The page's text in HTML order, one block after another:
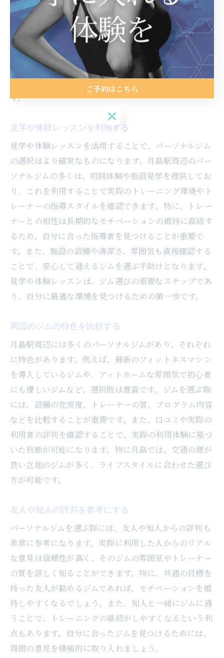
ムは、仕事帰りや休日のスケジュールにも柔軟に対応で
きるため、忙しいライフスタイルの方にもおすすめで
す。さらに、駅周辺にはさまざまな飲食店や商業施設が
揃っているため、トレーニング後のリフレッシュも容易
です。このように、アクセスの良さを重視することは、
パーソナルジムを効果的に活用するための鍵となりま
す。
見学や体験レッスンを利用する
見学や体験レッスンを活用することで、パーソナルジム
の選択はより確実なものになります。月島駅周辺のパー
ソナルジムの多くは、初回体験や施設見学を提供してお
り、これを利用することで実際のトレーニング環境やト
レーナーの指導スタイルを確認できます。特に、トレー
ナーとの相性は長期的なモチベーションの維持に直結す
るため、自分に合った指導者を見つけることが重要で
す。また、施設の設備や清潔さ、雰囲気も直接確認する
ことで、安心して通えるジムを選ぶ手助けとなります。
見学や体験レッスンは、ジム選びの重要なステップであ
り、自分に最適な環境を見つけるための第一歩です。
周辺のジムの特色を比較する
月島駅周辺には多くのパーソナルジムがあり、それぞれ
に特色があります。例えば、最新のフィットネスマシン
を導入しているジムや、アットホームな雰囲気で初心者
にも優しいジムなど、選択肢は豊富です。ジムを選ぶ際
には、設備の充実度、トレーナーの質、プログラム内容
などを比較することが重要です。また、口コミや実際の
利用者の評判を確認することで、実際の利用体験に基づ
いた判断が可能になります。特に月島では、交通の便が
良い立地のジムが多く、ライフスタイルに合わせた選び
方が可能です。
友人や知人の評判を参考にする
パーソナルジムを選ぶ際には、友人や知人からの評判も
非常に参考になります。実際に利用した人からのリアル
な意見は信頼性が高く、そのジムの雰囲気やトレーナー
の質を詳しく知ることができます。特に、共通の目標を
持った友人が勧めるジムであれば、モチベーションを維
持しやすくなるでしょう。また、知人と一緒にジムに通
うことで、トレーニングの継続がしやすくなるという利
点もあります。自分に合ったジムを見つけるためには、
周囲の意見を積極的に取り入れましょう。
ご予約はこちら
ご予約はこちら